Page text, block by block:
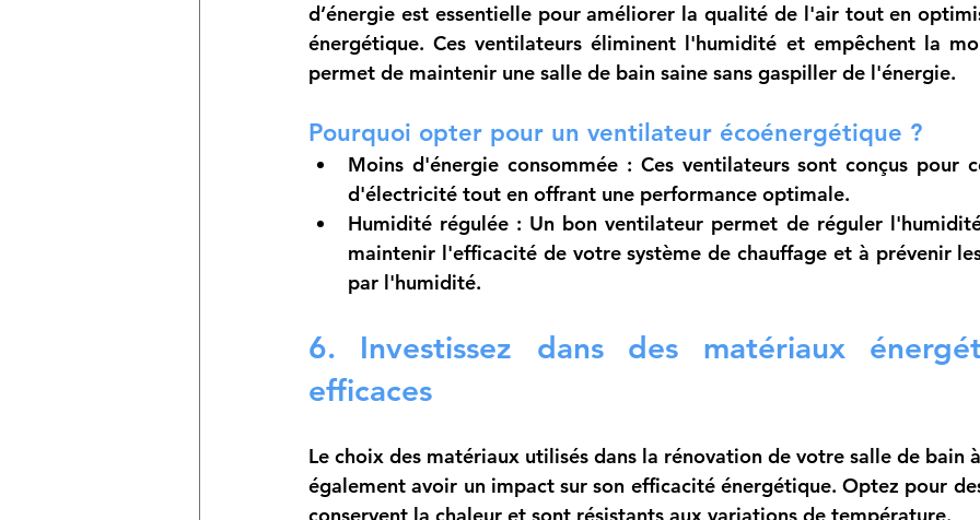
d’énergie est essentielle pour améliorer la qualité de l'air tout en
énergétique. Ces ventilateurs éliminent l'humidité et empêchent la
permet de maintenir une salle de bain saine sans gaspiller de l'énergie.
Pourquoi opter pour un ventilateur écoénergétique ?
Moins d'énergie consommée : Ces ventilateurs sont conçus pour
d'électricité tout en offrant une performance optimale.
Humidité régulée : Un bon ventilateur permet de réguler
maintenir l'efficacité de votre système de chauffage et à prévenir
par l'humidité.
6. Investissez dans des matériaux
efficaces
Le choix des matériaux utilisés dans la rénovation de votre salle de bain
également avoir un impact sur son efficacité énergétique. Optez pour